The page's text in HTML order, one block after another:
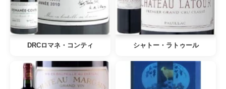
DRCロマネ・コンティ シャトー・ラトゥール